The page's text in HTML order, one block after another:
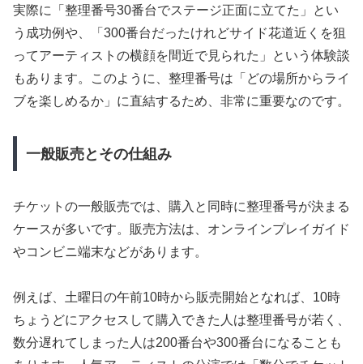
実際に「整理番号30番台でステージ正面に立てた」とい
う成功例や、「300番台だったけれどサイド花道近くを狙
ってアーティストの横顔を間近で見られた」という体験談
もあります。このように、整理番号は「どの場所からライ
ブを楽しめるか」に直結するため、非常に重要なのです。
一般販売とその仕組み
チケットの一般販売では、購入と同時に整理番号が決まる
ケースが多いです。販売方法は、オンラインプレイガイド
やコンビニ端末などがあります。
例えば、土曜日の午前10時から販売開始となれば、10時
ちょうどにアクセスして購入できた人は整理番号が若く、
数分遅れてしまった人は200番台や300番台になることも